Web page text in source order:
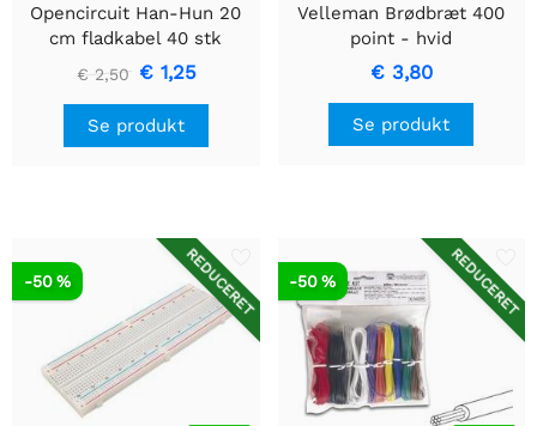
Opencircuit Han-Hun 20
cm fladkabel 40 stk
€ 2,50 € 1,25
Se produkt
Velleman Brødbræt 400
point - hvid
€ 3,80
Se produkt
REDUCERET
-50 % REDUCERET
-50 %